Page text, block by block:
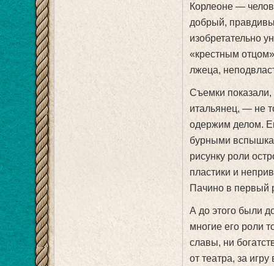
Корлеоне —
добрый,
изобретательно
«крестным
лжеца,
Съемки
итальянец, — не
одержим делом.
бурными
рисунку роли
пластики и
Пачино в первый
А до этого были
многие его роли
славы, ни
от театра, за